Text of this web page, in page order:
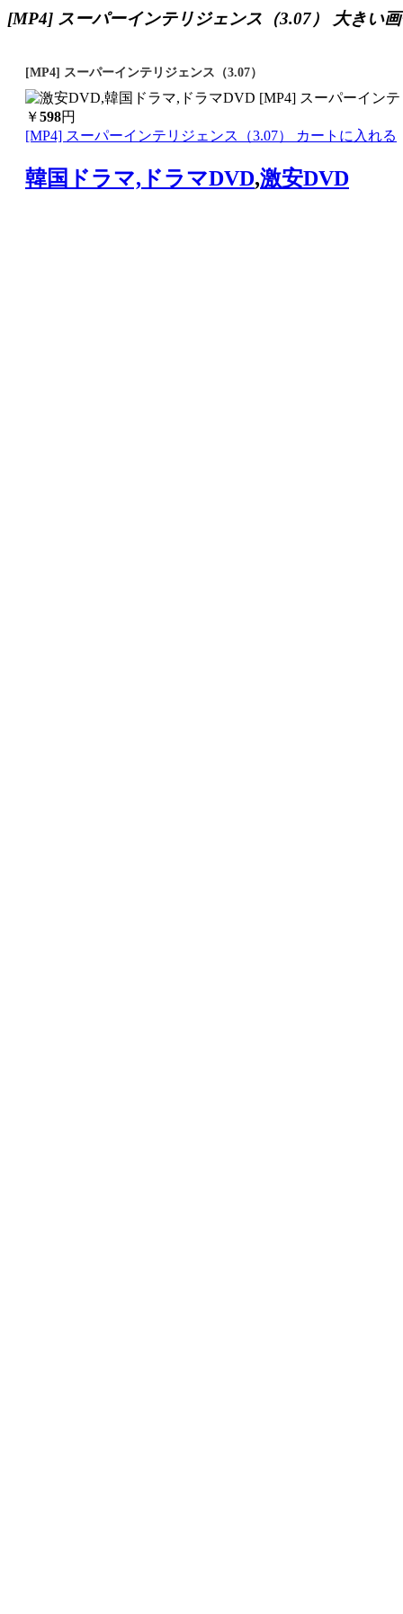
[MP4] スーパーインテリジェンス（3.07） 大きい
[MP4] スーパーインテリジェンス（3.07）
￥598円
[MP4] スーパーインテリジェンス（3.07） カートに入れる
韓国ドラマ,ドラマDVD,激安DVD